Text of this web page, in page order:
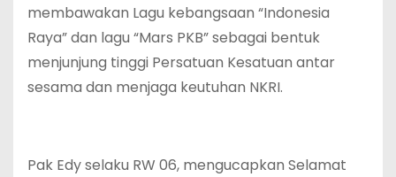
membawakan Lagu kebangsaan “Indonesia
Raya” dan lagu “Mars PKB” sebagai bentuk
menjunjung tinggi Persatuan Kesatuan antar
sesama dan menjaga keutuhan NKRI.
Pak Edy selaku RW 06, mengucapkan Selamat